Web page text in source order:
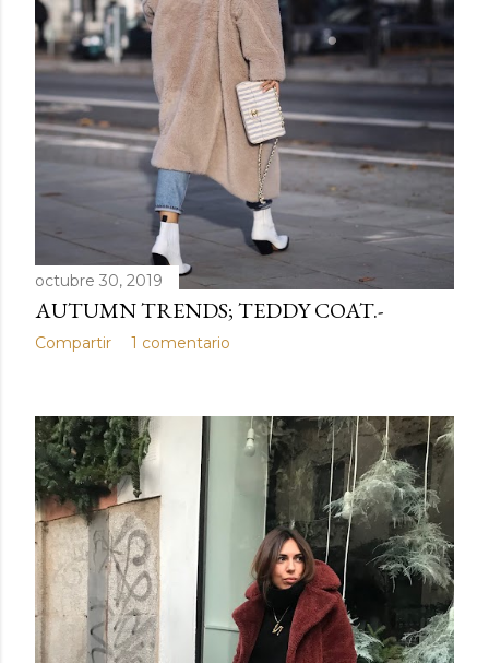
octubre 30, 2019
AUTUMN TRENDS; TEDDY COAT.-
Compartir 1 comentario